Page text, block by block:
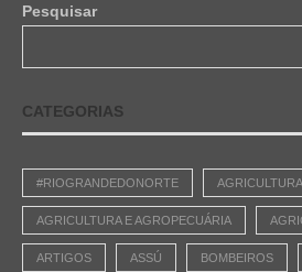
Pesquisar
CATEGORIAS
#RIOGRANDEDONORTE AGRICULTURA
AGRICULTURA E AGROPECUÁRIA
ARTIGOS ASSÚ BOMBEIROS